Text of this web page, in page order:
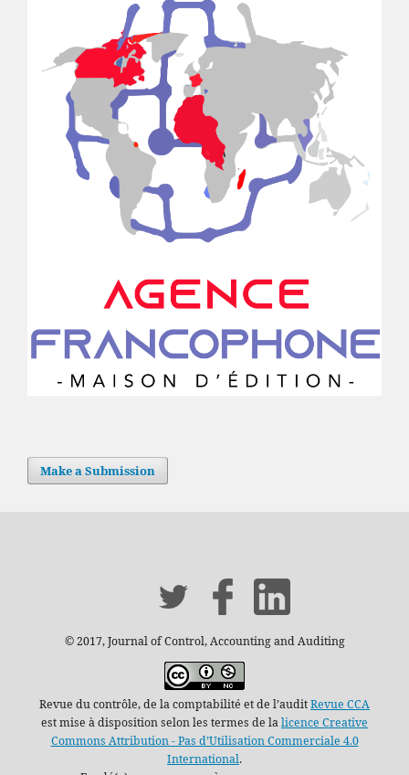
Make a Submission
© 2017, Journal of Control, Accounting and Auditing
Revue du contrôle, de la comptabilité et de l’auditRevue CCA
est mise à disposition selon les termes de lalicence Creative
Commons Attribution - Pas d’Utilisation Commerciale 4.0
International.